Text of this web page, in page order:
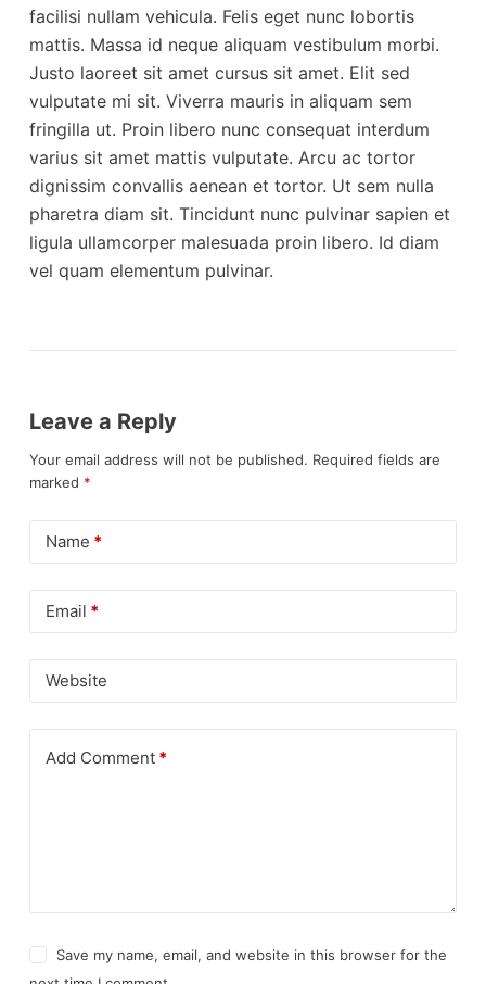
facilisi nullam vehicula. Felis eget nunc lobortis
mattis. Massa id neque aliquam vestibulum morbi.
Justo laoreet sit amet cursus sit amet. Elit sed
vulputate mi sit. Viverra mauris in aliquam sem
fringilla ut. Proin libero nunc consequat interdum
varius sit amet mattis vulputate. Arcu ac tortor
dignissim convallis aenean et tortor. Ut sem nulla
pharetra diam sit. Tincidunt nunc pulvinar sapien et
ligula ullamcorper malesuada proin libero. Id diam
vel quam elementum pulvinar.
Leave a Reply
Your email address will not be published. Required fields are
marked *
Name *
Email *
Website
Add Comment*
Save my name, email, and website in this browser for the